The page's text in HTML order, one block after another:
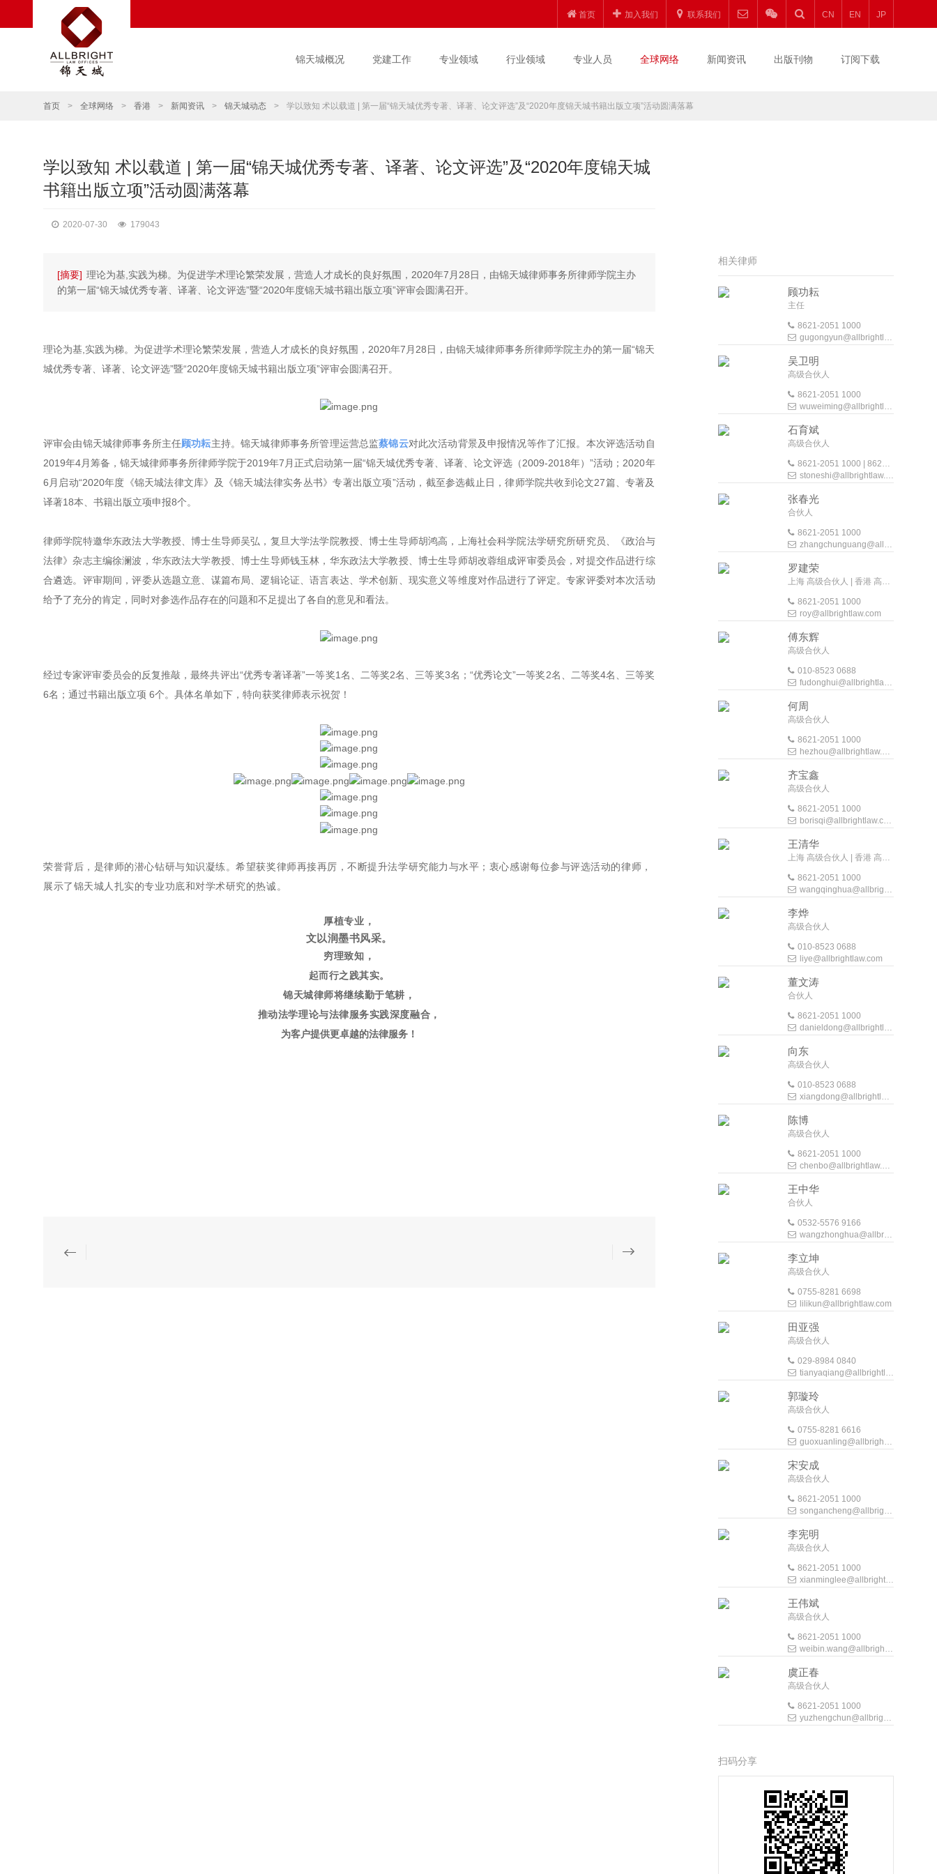
首页 加入我们 联系我们 CN EN JP
锦天城概况 党建工作 专业领域 行业领域 专业人员 全球网络 新闻资讯 出版刊物 订阅下载
首页 > 全球网络 > 香港 > 新闻资讯 > 锦天城动态 > 学以致知 术以载道 | 第一届“锦天城优秀专著、译著、论文评选”及“2020年度锦天城书籍出版立项”活动圆满落幕
学以致知 术以载道 | 第一届“锦天城优秀专著、译著、论文评选”及“2020年度锦天城
书籍出版立项”活动圆满落幕
2020-07-30 179043
[摘要] 理论为基,实践为梯。为促进学术理论繁荣发展，营造人才成长的良好氛围，2020年7月28日，由锦天城律师事务所律师学院主办
的第一届“锦天城优秀专著、译著、论文评选”暨“2020年度锦天城书籍出版立项”评审会圆满召开。
理论为基,实践为梯。为促进学术理论繁荣发展，营造人才成长的良好氛围，2020年7月28日，由锦天城律师事务所律师学院主办的第一届“锦天
城优秀专著、译著、论文评选”暨“2020年度锦天城书籍出版立项”评审会圆满召开。
评审会由锦天城律师事务所主任顾功耘主持。锦天城律师事务所管理运营总监蔡锦云对此次活动背景及申报情况等作了汇报。本次评选活动自
2019年4月筹备，锦天城律师事务所律师学院于2019年7月正式启动第一届“锦天城优秀专著、译著、论文评选（2009-2018年）”活动；2020年
6月启动“2020年度《锦天城法律文库》及《锦天城法律实务丛书》专著出版立项”活动，截至参选截止日，律师学院共收到论文27篇、专著及
译著18本、书籍出版立项申报8个。
律师学院特邀华东政法大学教授、博士生导师吴弘，复旦大学法学院教授、博士生导师胡鸿高，上海社会科学院法学研究所研究员、《政治与
法律》杂志主编徐澜波，华东政法大学教授、博士生导师钱玉林，华东政法大学教授、博士生导师胡改蓉组成评审委员会，对提交作品进行综
合遴选。评审期间，评委从选题立意、谋篇布局、逻辑论证、语言表达、学术创新、现实意义等维度对作品进行了评定。专家评委对本次活动
给予了充分的肯定，同时对参选作品存在的问题和不足提出了各自的意见和看法。
经过专家评审委员会的反复推敲，最终共评出“优秀专著译著”一等奖1名、二等奖2名、三等奖3名；“优秀论文”一等奖2名、二等奖4名、三等奖
6名；通过书籍出版立项 6个。具体名单如下，特向获奖律师表示祝贺！
荣誉背后，是律师的潜心钻研与知识凝练。希望获奖律师再接再厉，不断提升法学研究能力与水平；衷心感谢每位参与评选活动的律师，
展示了锦天城人扎实的专业功底和对学术研究的热诚。
厚植专业，
文以润墨书风采。
穷理致知，
起而行之践其实。
锦天城律师将继续勤于笔耕，
推动法学理论与法律服务实践深度融合，
为客户提供更卓越的法律服务！
相关律师
顾功耘
主任
8621-2051 1000
gugongyun@allbrightlaw.com
吴卫明
高级合伙人
8621-2051 1000
wuweiming@allbrightlaw.com
石育斌
高级合伙人
8621-2051 1000 | 8620-8928 1168
stoneshi@allbrightlaw.com
张春光
合伙人
8621-2051 1000
zhangchunguang@allbrightlaw.com
罗建荣
上海 高级合伙人 | 香港 高级外地法律顾问
8621-2051 1000
roy@allbrightlaw.com
傅东辉
高级合伙人
010-8523 0688
fudonghui@allbrightlaw.com
何周
高级合伙人
8621-2051 1000
hezhou@allbrightlaw.com
齐宝鑫
高级合伙人
8621-2051 1000
borisqi@allbrightlaw.com
王清华
上海 高级合伙人 | 香港 高级外地法律顾问
8621-2051 1000
wangqinghua@allbrightlaw.com
李烨
高级合伙人
010-8523 0688
liye@allbrightlaw.com
董文涛
合伙人
8621-2051 1000
danieldong@allbrightlaw.com
向东
高级合伙人
010-8523 0688
xiangdong@allbrightlaw.com
陈博
高级合伙人
8621-2051 1000
chenbo@allbrightlaw.com
王中华
合伙人
0532-5576 9166
wangzhonghua@allbrightlaw.com
李立坤
高级合伙人
0755-8281 6698
lilikun@allbrightlaw.com
田亚强
高级合伙人
029-8984 0840
tianyaqiang@allbrightlaw.com
郭璇玲
高级合伙人
0755-8281 6616
guoxuanling@allbrightlaw.com
宋安成
高级合伙人
8621-2051 1000
songancheng@allbrightlaw.com
李宪明
高级合伙人
8621-2051 1000
xianminglee@allbrightlaw.com
王伟斌
高级合伙人
8621-2051 1000
weibin.wang@allbrightlaw.com
虞正春
高级合伙人
8621-2051 1000
yuzhengchun@allbrightlaw.com
扫码分享